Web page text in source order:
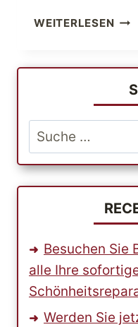
WEITERLESEN
AUF
Suche
nach:
Besuchen Sie
alle Ihre
Werden Sie